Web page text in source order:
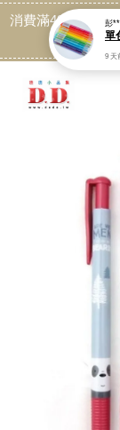
消費滿499免運喔,
您
彭
單
9 天